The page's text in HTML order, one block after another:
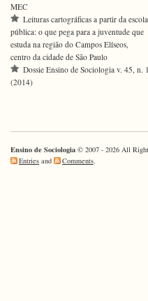
MEC
Leituras cartográficas a partir da escola
pública: o que pega para a juventude que
estuda na região do Campos Elíseos,
centro da cidade de São Paulo
Dossie Ensino de Sociologia v. 45, n. 1
(2014)
Ensino de Sociologia © 2007 - 2026 All
Entries and Comments.